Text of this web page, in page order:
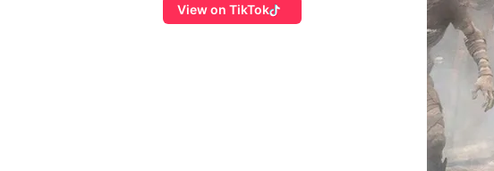
View on TikTok